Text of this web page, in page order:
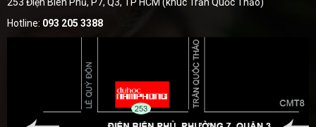
253 Điện Biên Phủ, P7, Q3, TP HCM (khúc Trần Quốc Thảo)
Hotline: 093 205 3388